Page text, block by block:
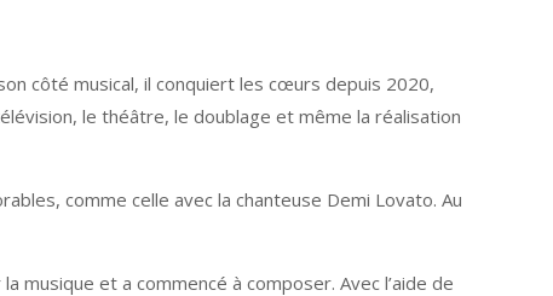
côté musical, il conquiert les cœurs depuis 2020,
le théâtre, le doublage et même la réalisation
comme celle avec la chanteuse Demi Lovato. Au
musique et a commencé à composer. Avec l’aide de